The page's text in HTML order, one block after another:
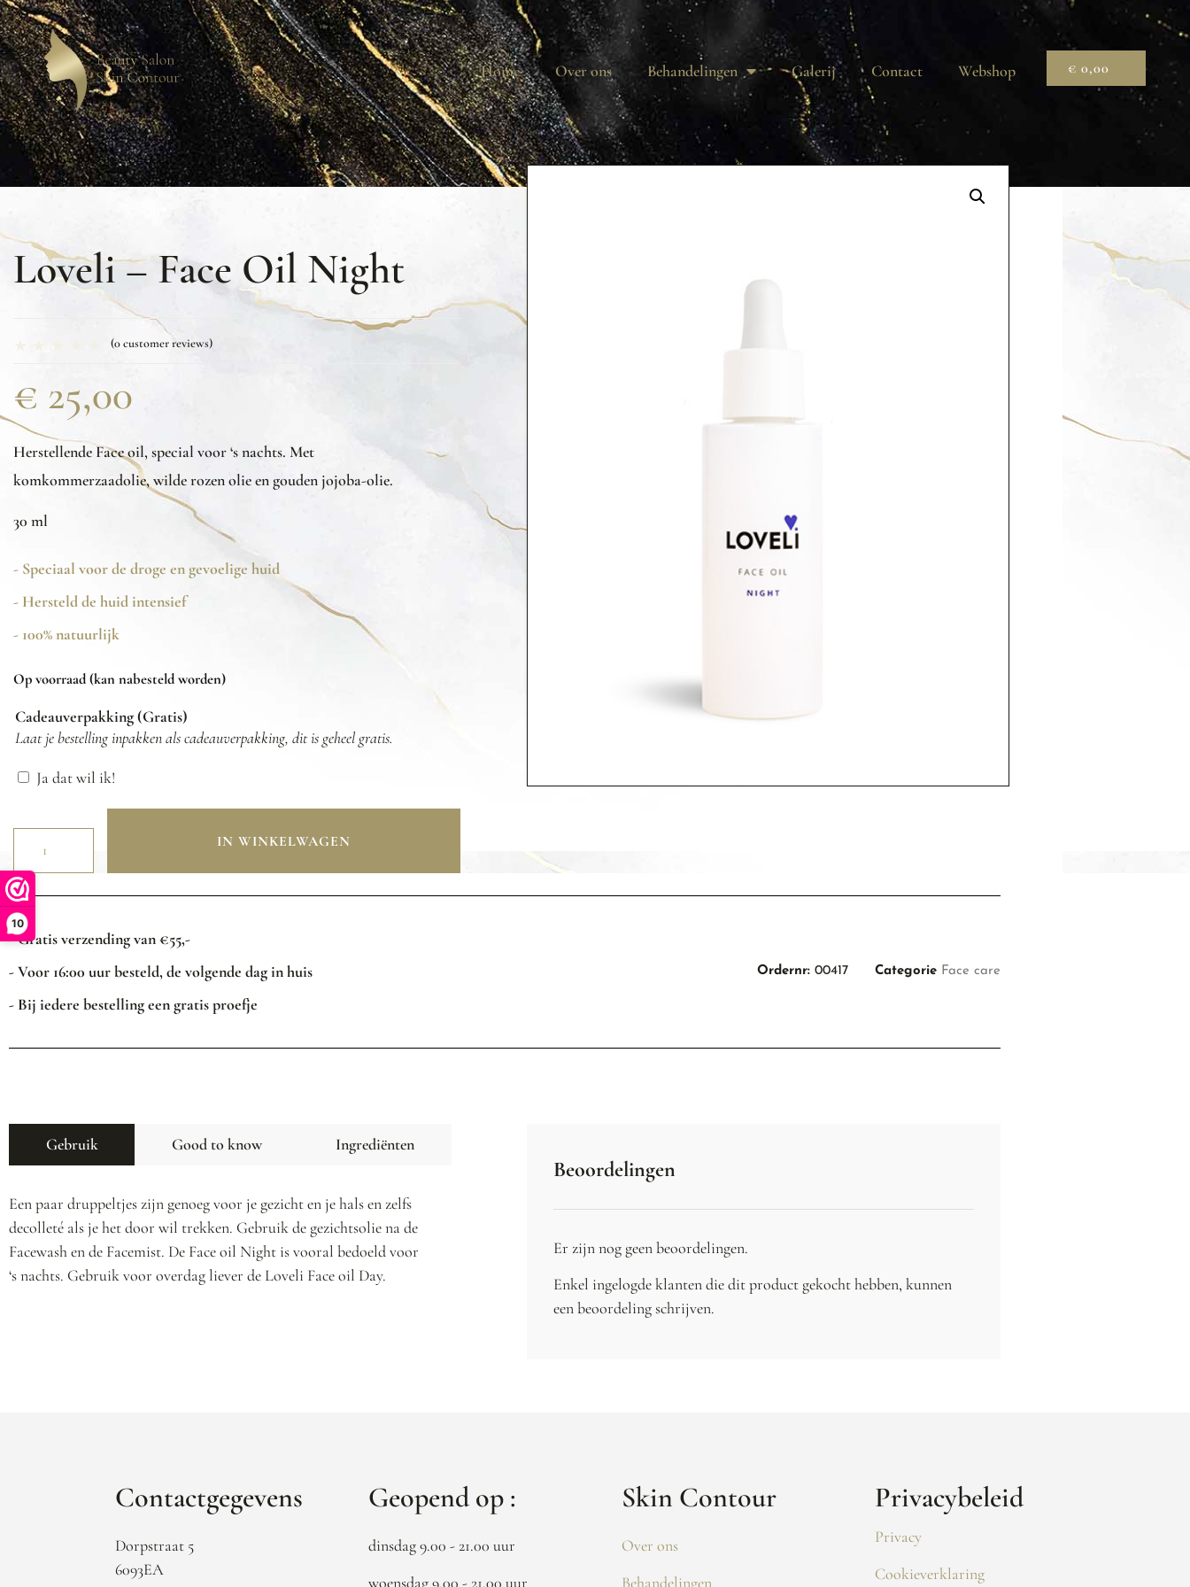
10
Home Over ons Behandelingen Galerij Contact Webshop € 0,00
Loveli – Face Oil Night
(0customer reviews)
€ 25,00
Herstellende Face oil, special voor ‘s nachts. Met
komkommerzaadolie, wilde rozen olie en gouden jojoba-olie.
30 ml
- Speciaal voor de droge en gevoelige huid
- Hersteld de huid intensief
- 100% natuurlijk
Op voorraad (kan nabesteld worden)
Cadeauverpakking (Gratis)
Laat je bestelling inpakken als cadeauverpakking, dit is geheel gratis.
Ja dat wil ik!
IN WINKELWAGEN
- Gratis verzending van €55,-
- Voor 16:00 uur besteld, de volgende dag in huis
- Bij iedere bestelling een gratis proefje
Ordernr: 00417 Categorie Face care
Gebruik Good to know Ingrediënten
Een paar druppeltjes zijn genoeg voor je gezicht en je hals en zelfs
decolleté als je het door wil trekken. Gebruik de gezichtsolie na de
Facewash en de Facemist. De Face oil Night is vooral bedoeld voor
‘s nachts. Gebruik voor overdag liever de Loveli Face oil Day.
Beoordelingen
Er zijn nog geen beoordelingen.
Enkel ingelogde klanten die dit product gekocht hebben, kunnen
een beoordeling schrijven.
Contactgegevens
Dorpstraat 5
6093EA
Geopend op :
dinsdag 9.00 - 21.00 uur
woensdag 9.00 - 21.00 uur
Skin Contour
Over ons
Behandelingen
Privacybeleid
Privacy
Cookieverklaring